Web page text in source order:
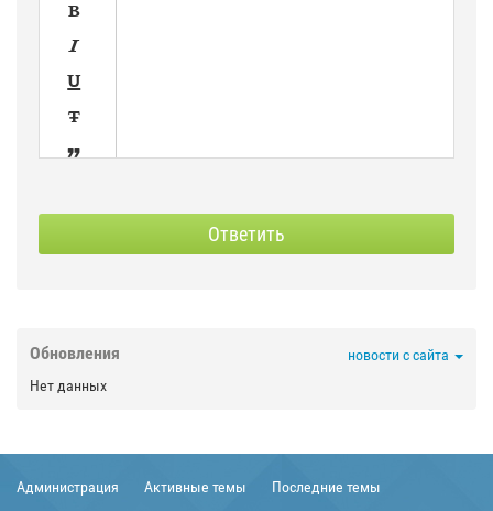








Ответить
Обновления
новости с сайта
Нет данных
Администрация Активные темы Последние темы